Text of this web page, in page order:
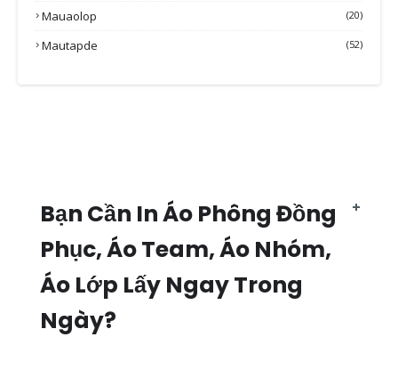
Mauaolop (20)
Mautapde (52)
Bạn Cần In Áo Phông Đồng
Phục, Áo Team, Áo Nhóm,
Áo Lớp Lấy Ngay Trong
Ngày?